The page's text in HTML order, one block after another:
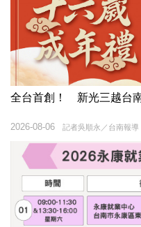
全台首創！ 新光三越台
記者吳順永／台南報導
2026-08-06